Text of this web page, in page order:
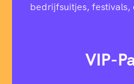
bedrijfsuitjes, festivals,
VIP-